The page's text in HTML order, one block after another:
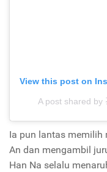
View this post on
A post shared by
Ia pun lantas memilih
An dan mengambil
Han Na selalu